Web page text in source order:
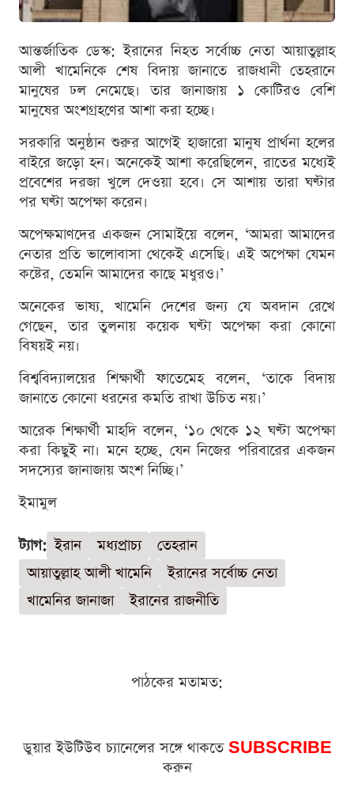
আন্তর্জাতিক ডেস্ক: ইরানের নিহত সর্বোচ্চ নেতা আয়াতুল্লাহ
আলী খামেনিকে শেষ বিদায় জানাতে রাজধানী তেহরানে
মানুষের ঢল নেমেছে। তার জানাজায় ১ কোটিরও বেশি
মানুষের অংশগ্রহণের আশা করা হচ্ছে।
সরকারি অনুষ্ঠান শুরুর আগেই হাজারো মানুষ প্রার্থনা হলের
বাইরে জড়ো হন। অনেকেই আশা করেছিলেন, রাতের মধ্যেই
প্রবেশের দরজা খুলে দেওয়া হবে। সে আশায় তারা ঘণ্টার
পর ঘণ্টা অপেক্ষা করেন।
অপেক্ষমাণদের একজন সোমাইয়ে বলেন, ‘আমরা আমাদের
নেতার প্রতি ভালোবাসা থেকেই এসেছি। এই অপেক্ষা যেমন
কষ্টের, তেমনি আমাদের কাছে মধুরও।’
অনেকের ভাষ্য, খামেনি দেশের জন্য যে অবদান রেখে
গেছেন, তার তুলনায় কয়েক ঘণ্টা অপেক্ষা করা কোনো
বিষয়ই নয়।
বিশ্ববিদ্যালয়ের শিক্ষার্থী ফাতেমেহ বলেন, ‘তাকে বিদায়
জানাতে কোনো ধরনের কমতি রাখা উচিত নয়।’
আরেক শিক্ষার্থী মাহদি বলেন, ‘১০ থেকে ১২ ঘণ্টা অপেক্ষা
করা কিছুই না। মনে হচ্ছে, যেন নিজের পরিবারের একজন
সদস্যের জানাজায় অংশ নিচ্ছি।’
ইমামুল
ট্যাগ: ইরান মধ্যপ্রাচ্য
তেহরান
আয়াতুল্লাহ আলী খামেনি
ইরানের সর্বোচ্চ নেতা
খামেনির জানাজা
ইরানের রাজনীতি
পাঠকের মতামত:
ডুয়ার ইউটিউব চ্যানেলের সঙ্গে থাকতে SUBSCRIBE
করুন